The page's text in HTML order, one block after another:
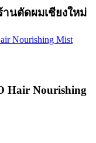
นตัดผมเชียงใหม่
Hair Nourishing